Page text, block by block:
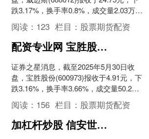
跌3.17%，换手率0.8%，成交量2.03万
手，成交额5031.72万....
阅读： 123 栏目： 股票期货配资
配资专业网 宝胜股份（600973）5月30日主力资金净买入301.29万元
证券之星消息，截至2025年5月30日收
盘，宝胜股份(600973)报收于4.91元，下
跌3.16%，换手率3.66%，成交量50.2万
手，成交额2.47亿元。....
阅读： 156 栏目： 股票期货配资
加杠杆炒股 信安世纪（688201）5月30日主力资金净卖出2230.91万元